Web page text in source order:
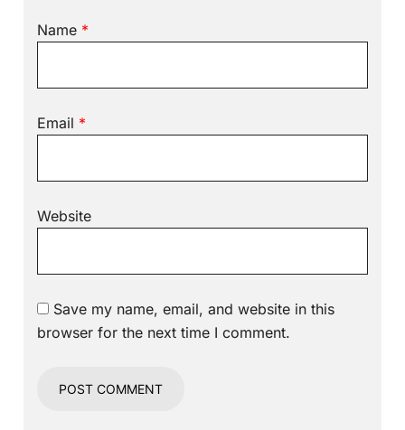
Name *
Email *
Website
Save my name, email, and website in this
browser for the next time I comment.